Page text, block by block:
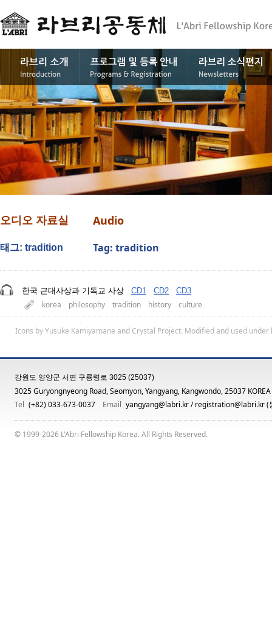
오디오 자료실
태그: tradition
Audio
Tag: tradition
한국 근대사상과 기독교 사상 CD1 CD2 CD3
korea philosophy tradition history culture
Icons byYusuke Kamiyamane and Crystal Project. Modified and used under
강원도 양양군 서면 구룡령로 3025 (25037)
3025 Guryongnyeong Road, Seomyon, Yangyang, Kangwondo, 25037 KOREA
Tel (+82) 033-673-0037 Email yangyang@labri.kr/registration@labri.kr(
© 1999-2026 L'Abri Fellowship Korea. All Rights Reserved.